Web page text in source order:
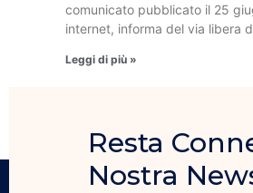
comunicato pubblicato il 25
internet, informa del via libera
Leggi di più »
Resta
Nostra